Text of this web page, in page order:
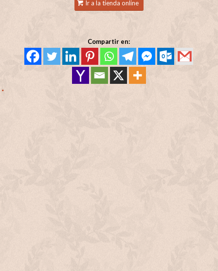
Ir a la tienda online
Compartir en: